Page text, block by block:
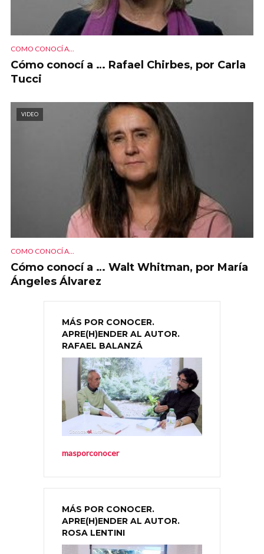
COMO CONOCÍ A...
Cómo conocí a … Rafael Chirbes, por Carla
Tucci
VIDEO
COMO CONOCÍ A...
Cómo conocí a … Walt Whitman, por María
Ángeles Álvarez
MÁS POR CONOCER.
APRE(H)ENDER AL AUTOR.
RAFAEL BALANZÁ
masporconocer
MÁS POR CONOCER.
APRE(H)ENDER AL AUTOR.
ROSA LENTINI